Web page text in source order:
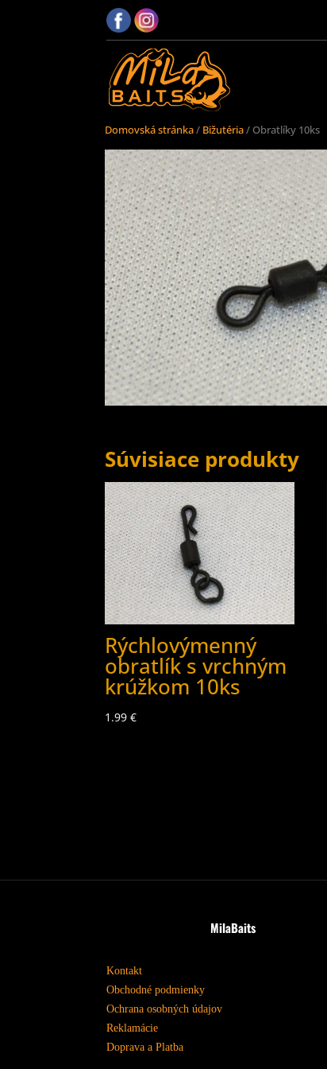
Domovská stránka/ Bižutéria/ Obratlíky 10ks
Súvisiace produkty
Rýchlovýmenný
obratlík s vrchným
krúžkom 10ks
1.99 €
MilaBaits
Kontakt
Obchodné podmienky
Ochrana osobných údajov
Reklamácie
Doprava a Platba